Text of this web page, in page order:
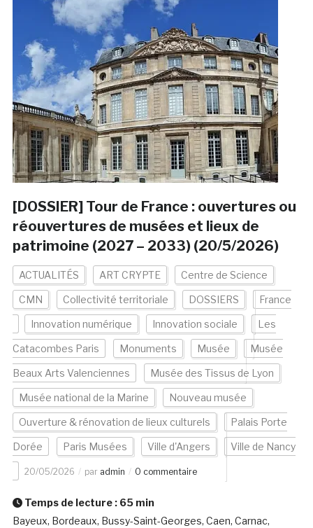
[DOSSIER] Tour de France : ouvertures ou
réouvertures de musées et lieux de
patrimoine (2027 – 2033) (20/5/2026)
ACTUALITÉS ART CRYPTE Centre de Science
CMN Collectivité territoriale DOSSIERS France
Innovation numérique Innovation sociale Les
Catacombes Paris Monuments Musée Musée
Beaux Arts Valenciennes Musée des Tissus de Lyon
Musée national de la Marine Nouveau musée
Ouverture & rénovation de lieux culturels Palais Porte
Dorée Paris Musées Ville d'Angers Ville de Nancy
20/05/2026 par admin 0 commentaire
Temps de lecture : 65 min
Bayeux, Bordeaux, Bussy-Saint-Georges, Caen, Carnac,